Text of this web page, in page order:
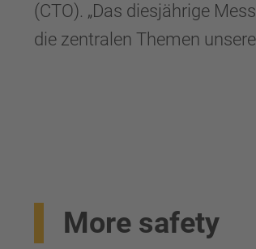
(CTO). „Das diesjährige
die zentralen Themen
More safety